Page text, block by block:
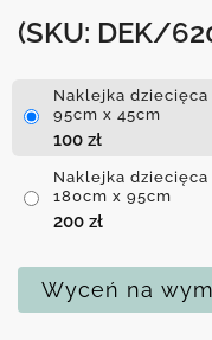
(SKU: DEK/
Naklejka
95cm x 45cm
100 zł
Naklejka
180cm x 95cm
200 zł
Wyceń na